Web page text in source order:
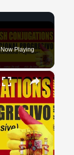
Now Playing
×